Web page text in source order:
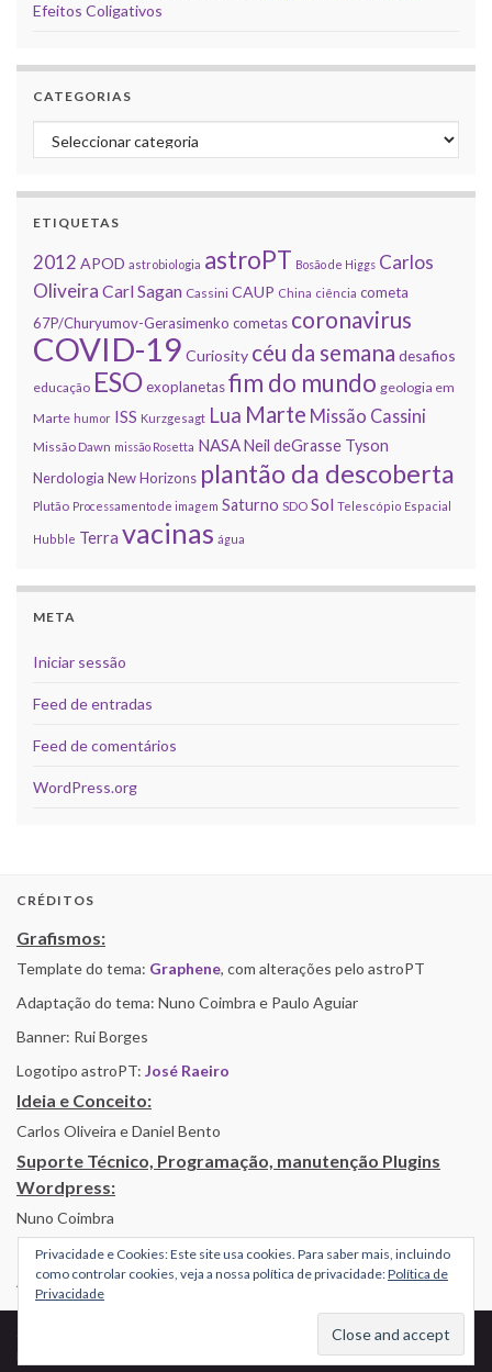
Efeitos Coligativos
CATEGORIAS
Categorias
ETIQUETAS
2012 APOD astrobiologia astroPT Bosão de Higgs Carlos
Oliveira Carl Sagan Cassini CAUP China ciência cometa
67P/Churyumov-Gerasimenko cometas coronavirus
COVID-19 Curiosity céu da semana desafios
educação ESOexoplanetasfim do mundo geologia em
Marte humor ISS Kurzgesagt Lua Marte Missão Cassini
Missão Dawn missão Rosetta NASANeil deGrasse Tyson
Nerdologia New Horizons plantão da descoberta
Plutão Processamento de imagem Saturno SDO Sol Telescópio Espacial
Hubble Terra vacinas água
META
Iniciar sessão
Feed de entradas
Feed de comentários
WordPress.org
CRÉDITOS
Grafismos:
Template do tema: Graphene, com alterações pelo astroPT
Adaptação do tema: Nuno Coimbra e Paulo Aguiar
Banner: Rui Borges
Logotipo astroPT: José Raeiro
Ideia e Conceito:
Carlos Oliveira e Daniel Bento
Suporte Técnico, Programação, manutenção Plugins
Wordpress:
Nuno Coimbra
Alojamento por Simbiose
Privacidade e Cookies: Este site usa cookies. Para saber mais, incluindo
como controlar cookies, veja a nossa política de privacidade:Política de
Privacidade